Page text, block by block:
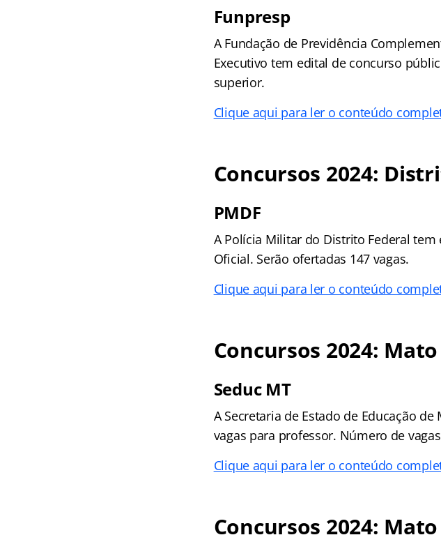
Funpresp
A Fundação de Previdência
Executivo tem edital de concurso
superior.
Clique aqui para ler o conteúdo
Concursos 2024:
PMDF
A Polícia Militar do Distrito Federal
Oficial. Serão ofertadas 147 vagas.
Clique aqui para ler o conteúdo
Concursos 2024:
Seduc MT
A Secretaria de Estado de Educação
vagas para professor. Número de
Clique aqui para ler o conteúdo
Concursos 2024: